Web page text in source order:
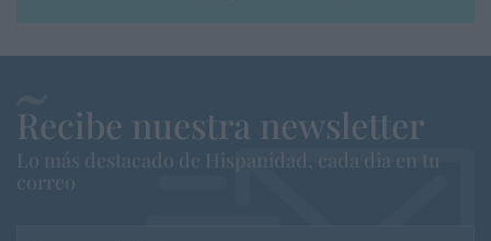
Recibe nuestra newsletter
Lo más destacado de Hispanidad, cada dia en tu
correo